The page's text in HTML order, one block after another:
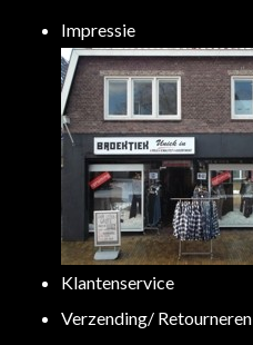
Impressie
Klantenservice
Verzending/ Retourneren